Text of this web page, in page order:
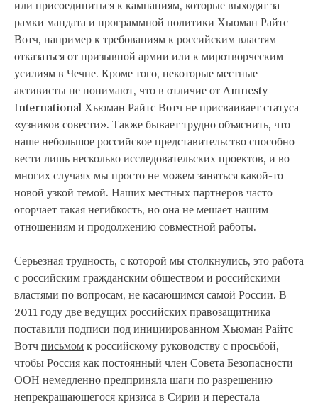
или присоединиться к кампаниям, которые выходят за
рамки мандата и программной политики Хьюман Райтс
Вотч, например к требованиям к российским властям
отказаться от призывной армии или к миротворческим
усилиям в Чечне. Кроме того, некоторые местные
активисты не понимают, что в отличие от Amnesty
International Хьюман Райтс Вотч не присваивает статуса
«узников совести». Также бывает трудно объяснить, что
наше небольшое российское представительство способно
вести лишь несколько исследовательских проектов, и во
многих случаях мы просто не можем заняться какой-то
новой узкой темой. Наших местных партнеров часто
огорчает такая негибкость, но она не мешает нашим
отношениям и продолжению совместной работы.
Серьезная трудность, с которой мы столкнулись, это работа
с российским гражданским обществом и российскими
властями по вопросам, не касающимся самой России. В
2011 году две ведущих российских правозащитника
поставили подписи под инициированном Хьюман Райтс
Вотч письмом к российскому руководству с просьбой,
чтобы Россия как постоянный член Совета Безопасности
ООН немедленно предприняла шаги по разрешению
непрекращающегося кризиса в Сирии и перестала